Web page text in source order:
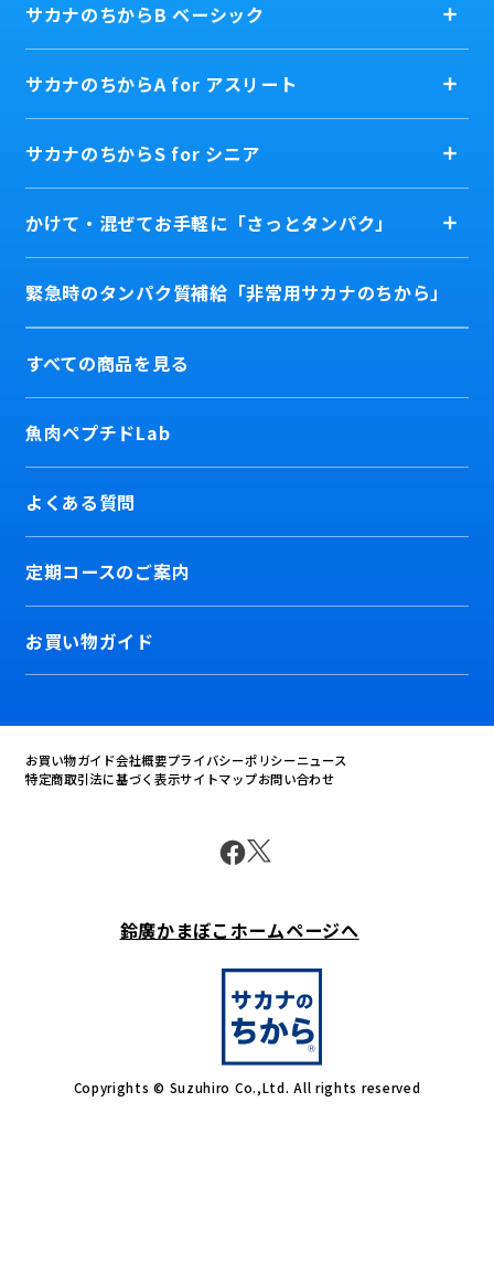
サカナのちからB ベーシック
サカナのちからA for アスリート
サカナのちからS for シニア
かけて・混ぜてお手軽に「さっとタンパク」
緊急時のタンパク質補給「非常用サカナのちから」
すべての商品を見る
魚肉ペプチドLab
よくある質問
定期コースのご案内
お買い物ガイド
お買い物ガイド会社概要プライバシーポリシーニュース
特定商取引法に基づく表示サイトマップお問い合わせ
鈴廣かまぼこホームページへ
Copyrights © Suzuhiro Co.,Ltd. All rights reserved